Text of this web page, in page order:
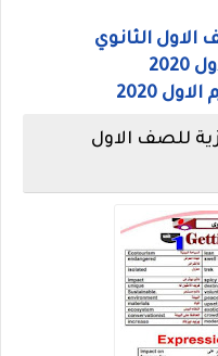
الثانوي
2020
للصف الاول